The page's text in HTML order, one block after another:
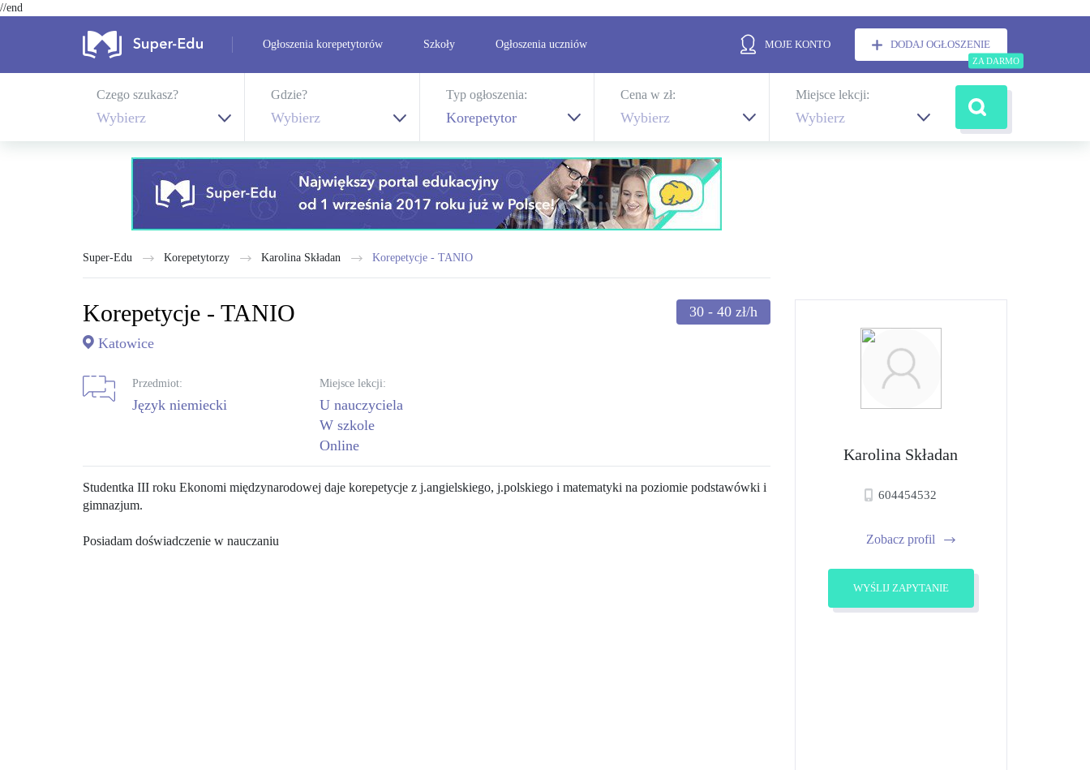
//end
Ogłoszenia korepetytorów Szkoły Ogłoszenia uczniów MOJE KONTO DODAJ OGŁOSZENIE
Czego szukasz?
Wybierz
Gdzie?
Wybierz
Typ ogłoszenia:
Korepetytor
Cena w zł:
Wybierz
Miejsce lekcji:
Wybierz
Super-Edu Korepetytorzy Karolina Składan Korepetycje - TANIO
Korepetycje - TANIO
Katowice
30 - 40 zł/h
Przedmiot:
język niemiecki
Miejsce lekcji:
U nauczyciela
W szkole
Online
Studentka III roku Ekonomi międzynarodowej daje korepetycje z j.angielskiego, j.polskiego i matematyki na poziomie podstawówki i
gimnazjum.
Posiadam doświadczenie w nauczaniu
Karolina Składan
604454532
Zobacz profil
WYŚLIJ ZAPYTANIE